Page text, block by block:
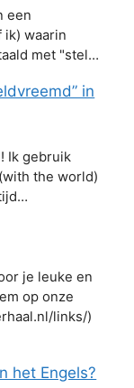
een
ik) waarin
met "stel…
in
Ik gebruik
the world)
je leuke en
op onze
links/)
het Engels?